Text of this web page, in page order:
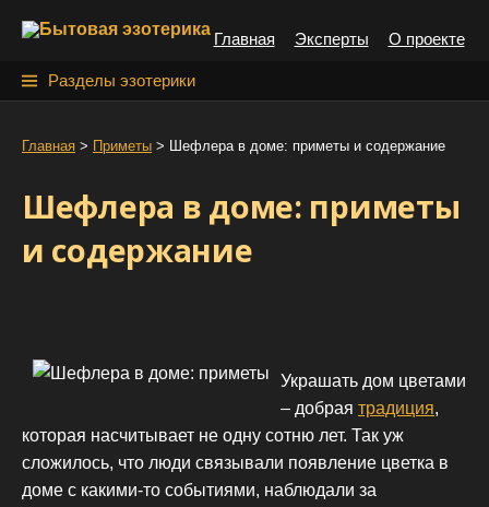
Главная Эксперты О проекте
Разделы эзотерики
й
и
Главная > Приметы > Шефлера в доме: приметы и содержание
Шефлера в доме: приметы
и содержание
Украшать дом цветами
– добрая традиция,
которая насчитывает не одну сотню лет. Так уж
сложилось, что люди связывали появление цветка в
доме с какими-то событиями, наблюдали за